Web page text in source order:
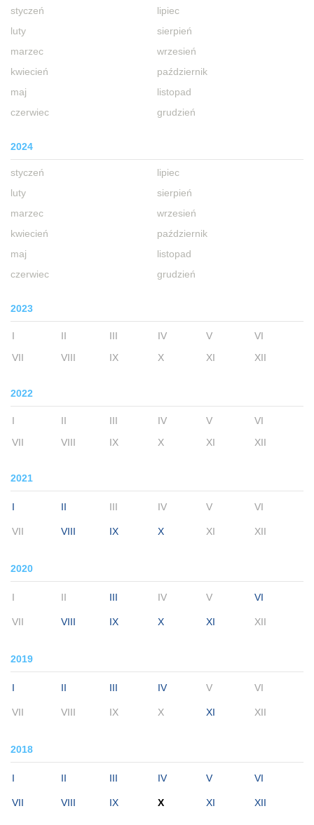
styczeń
luty
marzec
kwiecień
maj
czerwiec
lipiec
sierpień
wrzesień
październik
listopad
grudzień
2024
styczeń
luty
marzec
kwiecień
maj
czerwiec
lipiec
sierpień
wrzesień
październik
listopad
grudzień
2023
I II III IV V
VI
VII
VIII IX X XI XII
2022
I II III IV V
VI
VII
VIII IX X XI XII
2021
I II III IV V VI
VII VIII IX X XI XII
2020
I II III IV V VI
VII VIII IX X XI XII
2019
I II III IV V VI
VII VIII IX X XI XII
2018
I II III IV V VI
VII VIII IX X XI XII